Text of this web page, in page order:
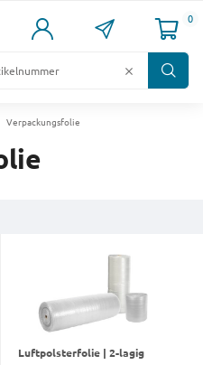
0
Verpackungsfolie
Luftpolsterfolie | 2-lagig